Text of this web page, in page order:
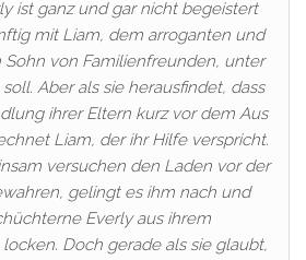
ist ganz und gar nicht begeistert
mit Liam, dem arroganten und
von Familienfreunden, unter
Aber als sie herausfindet, dass
ihrer Eltern kurz vor dem Aus
Liam, der ihr Hilfe verspricht.
versuchen den Laden vor der
gelingt es ihm nach und
Everly aus ihrem
Doch gerade als sie glaubt,